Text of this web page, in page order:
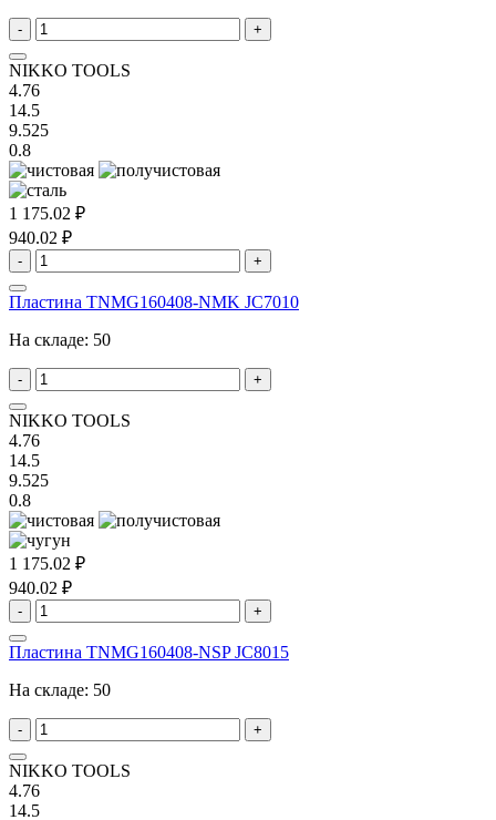
- +
NIKKO TOOLS
4.76
14.5
9.525
0.8
1 175.02 ₽
940.02 ₽
- +
Пластина TNMG160408-NMK JC7010
На складе: 50
- +
NIKKO TOOLS
4.76
14.5
9.525
0.8
1 175.02 ₽
940.02 ₽
- +
Пластина TNMG160408-NSP JC8015
На складе: 50
- +
NIKKO TOOLS
4.76
14.5